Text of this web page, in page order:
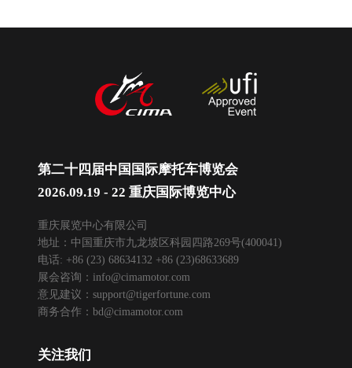
第二十四届中国国际摩托车博览会
2026.09.19 - 22 重庆国际博览中心
重庆展览中心有限公司
地址：中国重庆市九龙坡区科园四路269号(400041)
电话: +86 (23) 68634132 +86 (23)68633689
展会咨询： info@cimamotor.com
意见建议： support@tigerfortune.com
商务合作： bd@cimamotor.com
关注我们